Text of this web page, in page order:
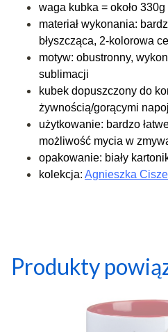
waga kubka = około 330g
materiał wykonania:
błyszcząca, 2-kolorowa
motyw: obustronny,
sublimacji
kubek dopuszczony do
żywnością/gorącymi
użytkowanie: bardzo
możliwość mycia w
opakowanie: biały
kolekcja: Agnieszka
Produkty